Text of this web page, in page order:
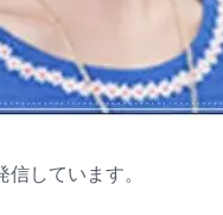
しています。